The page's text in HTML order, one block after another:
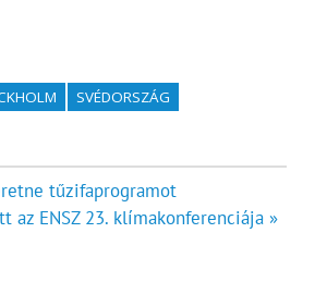
SVÉDORSZÁG
tűzifaprogramot
az ENSZ 23. klímakonferenciája »